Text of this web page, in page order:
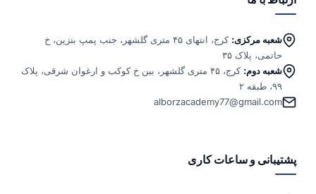
شعبه مرکزی:
کرج، انتهای ۴۵ متری گلشهر، جنب پمپ بنزین، خ
حاتمی، پلاک ۳۵
شعبه دوم:
کرج، ۴۵ متری گلشهر، بین خ کوکب و ارغوان شرقی، پلاک
۹۹، طبقه ۲
alborzacademy77@gmail.com
پشتیبانی و ساعات کاری